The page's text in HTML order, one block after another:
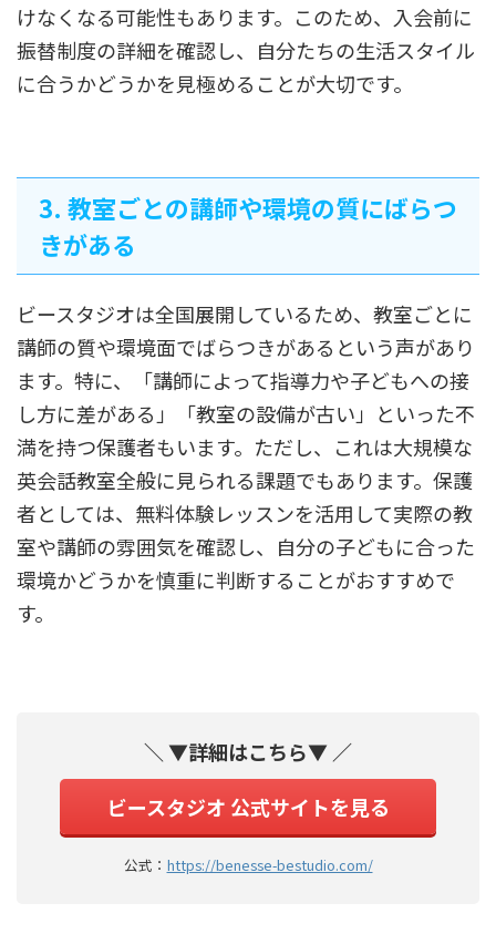
けなくなる可能性もあります。このため、入会前に
振替制度の詳細を確認し、自分たちの生活スタイル
に合うかどうかを見極めることが大切です。
3. 教室ごとの講師や環境の質にばらつ
きがある
ビースタジオは全国展開しているため、教室ごとに
講師の質や環境面でばらつきがあるという声があり
ます。特に、「講師によって指導力や子どもへの接
し方に差がある」「教室の設備が古い」といった不
満を持つ保護者もいます。ただし、これは大規模な
英会話教室全般に見られる課題でもあります。保護
者としては、無料体験レッスンを活用して実際の教
室や講師の雰囲気を確認し、自分の子どもに合った
環境かどうかを慎重に判断することがおすすめで
す。
＼ ▼詳細はこちら▼ ／
ビースタジオ 公式サイトを見る
公式： https://benesse-bestudio.com/